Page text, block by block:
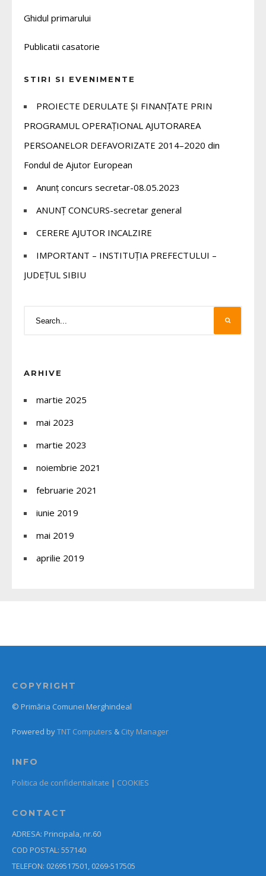
Ghidul primarului
Publicatii casatorie
STIRI SI EVENIMENTE
PROIECTE DERULATE ȘI FINANȚATE PRIN
PROGRAMUL OPERAȚIONAL AJUTORAREA
PERSOANELOR DEFAVORIZATE 2014–2020 din
Fondul de Ajutor European
Anunț concurs secretar-08.05.2023
ANUNȚ CONCURS-secretar general
CERERE AJUTOR INCALZIRE
IMPORTANT – INSTITUȚIA PREFECTULUI –
JUDEȚUL SIBIU
ARHIVE
martie 2025
mai 2023
martie 2023
noiembrie 2021
februarie 2021
iunie 2019
mai 2019
aprilie 2019
COPYRIGHT
© Primăria Comunei Merghindeal
Powered byTNT Computers & City Manager
INFO
Politica de confidentialitate | COOKIES
CONTACT
ADRESA: Principala, nr.60
COD POSTAL: 557140
TELEFON: 0269517501, 0269-517505